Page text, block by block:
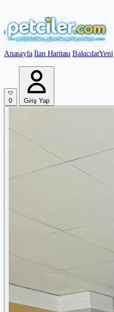
Anasayfa İlan Haritası BakıcılarYeni
0 Giriş Yap